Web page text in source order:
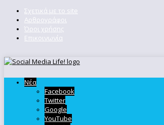
Σχετικά με το site
Αρθρογράφοι
Όροι χρήσης
Επικοινωνία
Νέα
Facebook
Twitter
Google
YouTube